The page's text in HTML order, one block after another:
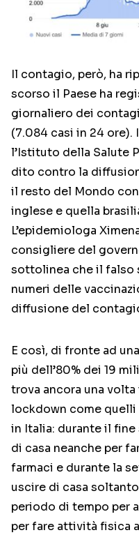
Il contagio, però, ha
scorso il Paese ha
giornaliero dei
(7.084 casi in 24 ore).
l’Istituto della Salute
dito contro la
il resto del Mondo
inglese e quella
L’epidemiologa
consigliere del
sottolinea che il falso
numeri delle
diffusione del
E così, di fronte ad
più dell’80% dei 19
trova ancora una
lockdown come quelli
in Italia: durante il
di casa neanche per
farmaci e durante la
uscire di casa
periodo di tempo per
per fare attività fisica